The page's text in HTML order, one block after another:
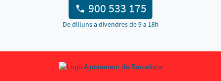
900 533 175
De dilluns a divendres de 9 a 18h